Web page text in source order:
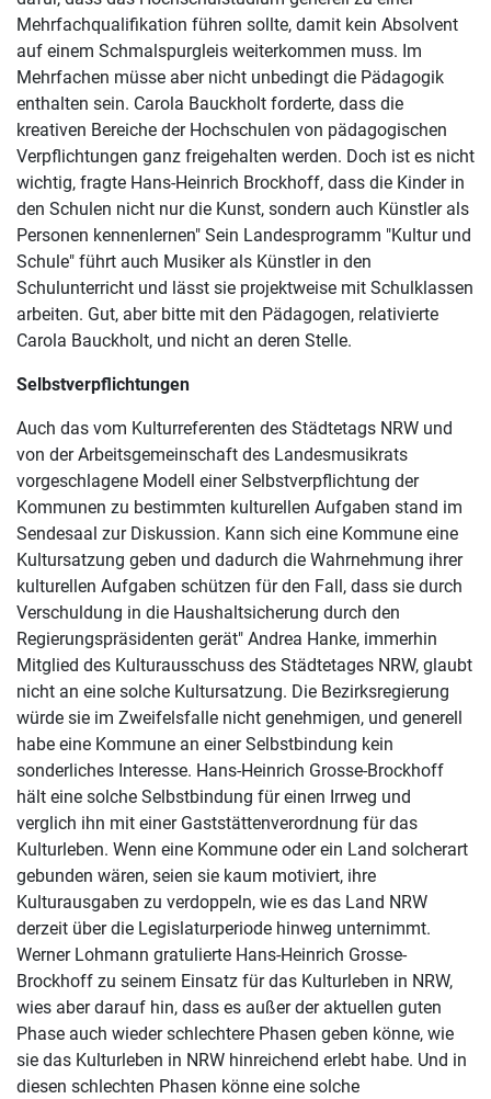
Mehrfachqualifikation führen sollte, damit kein Absolvent
auf einem Schmalspurgleis weiterkommen muss. Im
Mehrfachen müsse aber nicht unbedingt die Pädagogik
enthalten sein. Carola Bauckholt forderte, dass die
kreativen Bereiche der Hochschulen von pädagogischen
Verpflichtungen ganz freigehalten werden. Doch ist es nicht
wichtig, fragte Hans-Heinrich Brockhoff, dass die Kinder in
den Schulen nicht nur die Kunst, sondern auch Künstler als
Personen kennenlernen" Sein Landesprogramm "Kultur und
Schule" führt auch Musiker als Künstler in den
Schulunterricht und lässt sie projektweise mit Schulklassen
arbeiten. Gut, aber bitte mit den Pädagogen, relativierte
Carola Bauckholt, und nicht an deren Stelle.
Selbstverpflichtungen
Auch das vom Kulturreferenten des Städtetags NRW und
von der Arbeitsgemeinschaft des Landesmusikrats
vorgeschlagene Modell einer Selbstverpflichtung der
Kommunen zu bestimmten kulturellen Aufgaben stand im
Sendesaal zur Diskussion. Kann sich eine Kommune eine
Kultursatzung geben und dadurch die Wahrnehmung ihrer
kulturellen Aufgaben schützen für den Fall, dass sie durch
Verschuldung in die Haushaltsicherung durch den
Regierungspräsidenten gerät" Andrea Hanke, immerhin
Mitglied des Kulturausschuss des Städtetages NRW, glaubt
nicht an eine solche Kultursatzung. Die Bezirksregierung
würde sie im Zweifelsfalle nicht genehmigen, und generell
habe eine Kommune an einer Selbstbindung kein
sonderliches Interesse. Hans-Heinrich Grosse-Brockhoff
hält eine solche Selbstbindung für einen Irrweg und
verglich ihn mit einer Gaststättenverordnung für das
Kulturleben. Wenn eine Kommune oder ein Land solcherart
gebunden wären, seien sie kaum motiviert, ihre
Kulturausgaben zu verdoppeln, wie es das Land NRW
derzeit über die Legislaturperiode hinweg unternimmt.
Werner Lohmann gratulierte Hans-Heinrich Grosse-
Brockhoff zu seinem Einsatz für das Kulturleben in NRW,
wies aber darauf hin, dass es außer der aktuellen guten
Phase auch wieder schlechtere Phasen geben könne, wie
sie das Kulturleben in NRW hinreichend erlebt habe. Und in
diesen schlechten Phasen könne eine solche